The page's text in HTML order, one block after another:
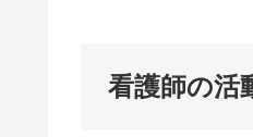
看護師の活